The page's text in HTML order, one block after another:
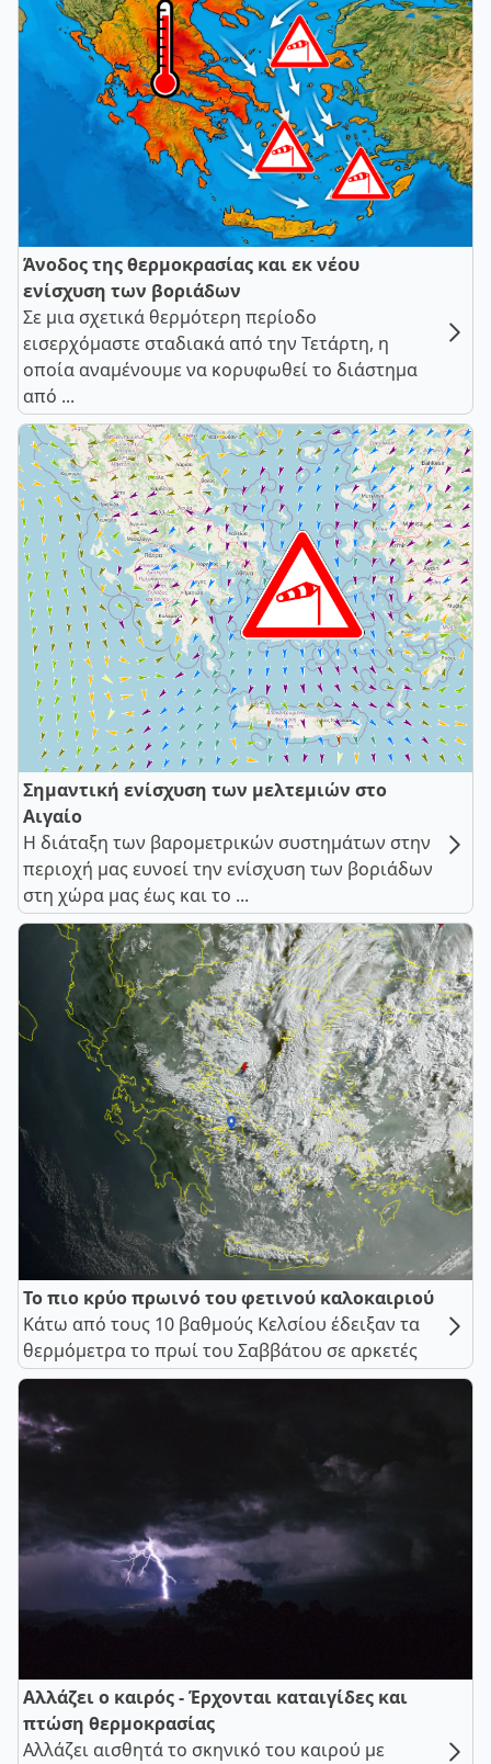
Άνοδος της θερμοκρασίας και εκ νέου
ενίσχυση των βοριάδων
Σε μια σχετικά θερμότερη περίοδο
εισερχόμαστε σταδιακά από την Τετάρτη, η
οποία αναμένουμε να κορυφωθεί το διάστημα
από ...
Σημαντική ενίσχυση των μελτεμιών στο
Αιγαίο
Η διάταξη των βαρομετρικών συστημάτων στην
περιοχή μας ευνοεί την ενίσχυση των βοριάδων
στη χώρα μας έως και το ...
Το πιο κρύο πρωινό του φετινού καλοκαιριού
Κάτω από τους 10 βαθμούς Κελσίου έδειξαν τα
θερμόμετρα το πρωί του Σαββάτου σε αρκετές
Αλλάζει ο καιρός - Έρχονται καταιγίδες και
πτώση θερμοκρασίας
Αλλάζει αισθητά το σκηνικό του καιρού με